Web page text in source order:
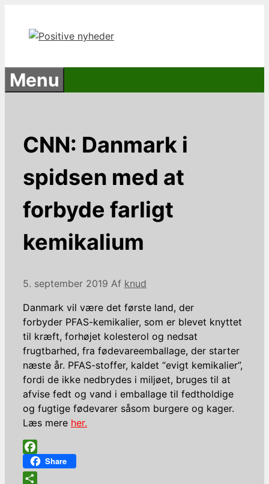
indhold
Menu
CNN: Danmark i
spidsen med at
forbyde farligt
kemikalium
5. september 2019 Af knud
Danmark vil være det første land, der
forbyder PFAS-kemikalier, som er blevet knyttet
til kræft, forhøjet kolesterol og nedsat
frugtbarhed, fra fødevareemballage, der starter
næste år. PFAS-stoffer, kaldet “evigt kemikalier”,
fordi de ikke nedbrydes i miljøet, bruges til at
afvise fedt og vand i emballage til fedtholdige
og fugtige fødevarer såsom burgere og kager.
Læs mere her.
Facebook
Share